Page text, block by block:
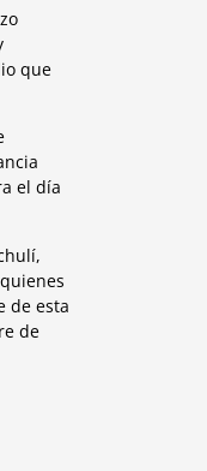
que
el día
de esta
de